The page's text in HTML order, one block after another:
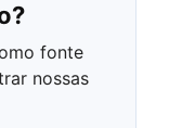
fonte
nossas